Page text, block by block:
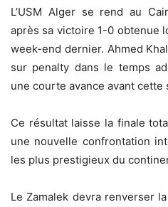
‎‎L’USM Alger se rend au
après sa victoire 1-0 obtenue
week-end dernier. Ahmed
sur penalty dans le temps
une courte avance avant cette
‎‎Ce résultat laisse la finale
une nouvelle confrontation
les plus prestigieux du
‎‎Le Zamalek devra renverser